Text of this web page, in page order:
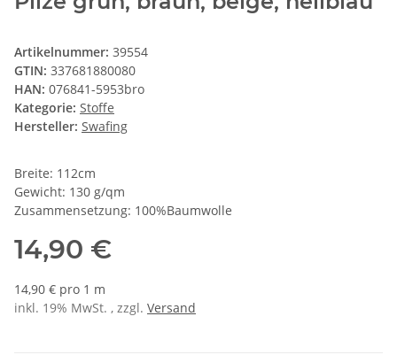
Artikelnummer: 39554
GTIN: 337681880080
HAN: 076841-5953bro
Kategorie: Stoffe
Hersteller: Swafing
Breite: 112cm
Gewicht: 130 g/qm
Zusammensetzung: 100%Baumwolle
14,90 €
14,90 € pro 1 m
inkl. 19% MwSt. , zzgl. Versand